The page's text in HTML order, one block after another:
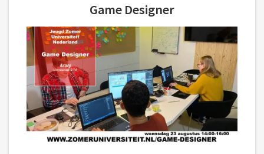
Game Designer